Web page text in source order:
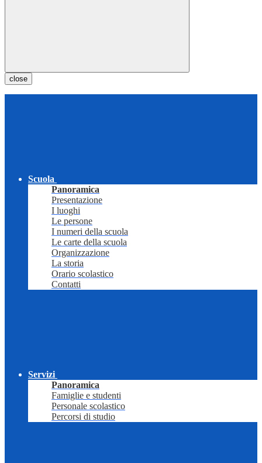
close
Scuola
Panoramica
Presentazione
I luoghi
Le persone
I numeri della scuola
Le carte della scuola
Organizzazione
La storia
Orario scolastico
Contatti
Servizi
Panoramica
Famiglie e studenti
Personale scolastico
Percorsi di studio